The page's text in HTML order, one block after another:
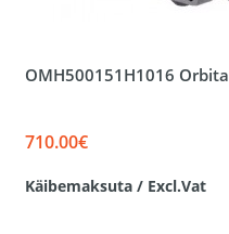
OMH500151H1016
710.00€
Käibemaksuta / Excl.Vat